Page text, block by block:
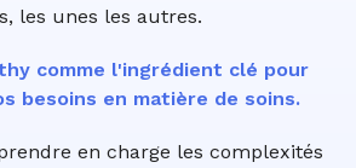
les unes les autres.
comme l'ingrédient clé pour
besoins en matière de soins.
en charge les complexités